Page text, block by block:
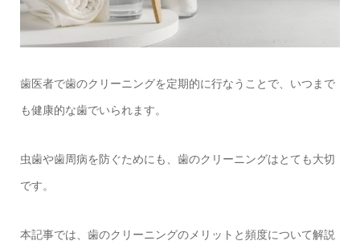
歯医者で歯のクリーニングを定期的に行なうことで、いつまで
も健康的な歯でいられます。
虫歯や歯周病を防ぐためにも、歯のクリーニングはとても大切
です。
本記事では、歯のクリーニングのメリットと頻度について解説